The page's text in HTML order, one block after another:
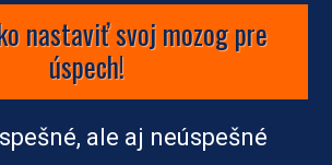
nastaviť svoj mozog pre
úspech!
ale aj neúspešné